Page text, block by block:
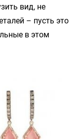
вид, не
– пусть это
в этом